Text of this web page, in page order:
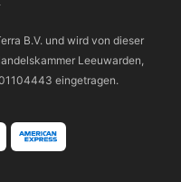
B.V. und wird von dieser
Leeuwarden,
eingetragen.